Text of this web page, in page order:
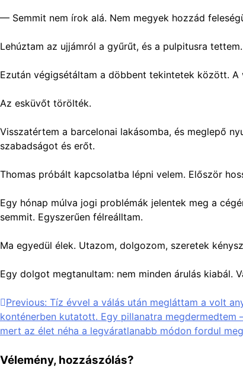
— Semmit nem írok alá. Nem megyek hozzád
Lehúztam az ujjámról a gyűrűt, és a pulpitusra tettem.
Ezután végigsétáltam a döbbent tekintetek között.
Az esküvőt törölték.
Visszatértem a barcelonai lakásomba, és meglepő
szabadságot és erőt.
Thomas próbált kapcsolatba lépni velem. Először
Egy hónap múlva jogi problémák jelentek meg a
semmit. Egyszerűen félreálltam.
Ma egyedül élek. Utazom, dolgozom, szeretek
Egy dolgot megtanultam: nem minden árulás kiabál.
Bejegyzés
navigáció
Previous: Tíz évvel a válás után megláttam a volt
konténerben kutatott. Egy pillanatra
mert az élet néha a legváratlanabb módon fordul
Vélemény, hozzászólás?